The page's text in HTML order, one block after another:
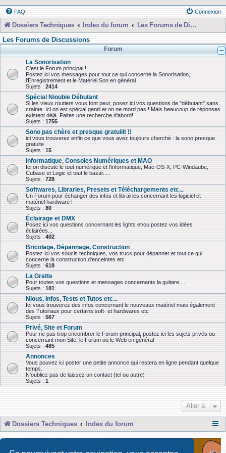
FAQ Connexion
Dossiers Techniques Index du forum
Les Forums de Discussions
Les Forums de Discussions
Forum
La Sonorisation
C'est le Forum principal !
Postez ici vos messages pour tout ce qui concerne la Sonorisation,
l'Enregistrement et le Matériel Son en général
Sujets : 2414
Spécial Nioubie Débutant
Si les vieux routiers vous font peur, posez ici vos questions de "débutant" sans
crainte. Ici on est spécial gentil et on ne mord pas!! Mais beaucoup de réponses
existent déjà. Faites une recherche d'abord!
Sujets : 1755
Sono pas chère et presque gratuiiit !!
ici vous trouverez enfin ce que vous avez toujours cherché : la sono presque
gratuite
Sujets : 15
Informatique, Consoles Numériques et MAO
Ici on discute le tout numérique et l'informatique, Mac-OS-X, PC-Windaube,
Cubase et Logic et tout le bazar.....
Sujets : 728
Softwares, Libraries, Presets et Téléchargements etc...
Un Forum pour échanger des infos et librairies concernant les logiciel et
matériel hardware !
Sujets : 80
Éclairage et DMX
Posez ici vos questions concernant les lights et/ou postez vos idées
éclairées...
Sujets : 402
Bricolage, Dépannage, Construction
Postez ici vos soucis techniques, vos trucs pour dépanner et tout ce qui
concerne la construction d'enceintes etc
Sujets : 618
La Gratte
Pour toutes vos questions et messages concernants la guitare....
Sujets : 181
Nious, Infos, Tests et Tutos etc...
Ici vous trouverez des infos concernant le nouveaux matériel mais également
des Tutoriaux pour certains soft- et hardwares etc
Sujets : 567
Privé, Site et Forum
Pour ne pas trop encombrer le Forum principal, postez ici les sujets privés ou
concernant mon Site, le Forum ou le Web en général
Sujets : 485
Annonces
Vous pouvez ici poster une petite annonce qui restera en ligne pendant quelque
temps.
N'oubliez pas de laissez un contact (tel ou autre)
Sujets : 1
Aller à
Dossiers Techniques Index du forum